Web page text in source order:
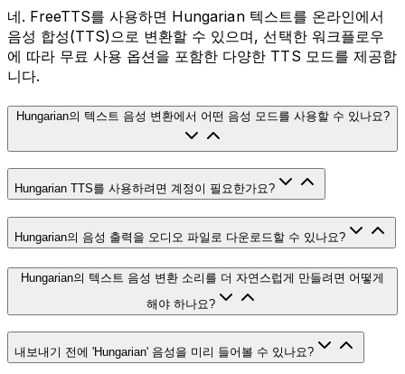
네. FreeTTS를 사용하면 Hungarian 텍스트를 온라인에서
음성 합성(TTS)으로 변환할 수 있으며, 선택한 워크플로우
에 따라 무료 사용 옵션을 포함한 다양한 TTS 모드를 제공합
니다.
Hungarian의 텍스트 음성 변환에서 어떤 음성 모드를 사용할 수 있나요?
Hungarian TTS를 사용하려면 계정이 필요한가요?
Hungarian의 음성 출력을 오디오 파일로 다운로드할 수 있나요?
Hungarian의 텍스트 음성 변환 소리를 더 자연스럽게 만들려면 어떻게
해야 하나요?
내보내기 전에 'Hungarian' 음성을 미리 들어볼 수 있나요?